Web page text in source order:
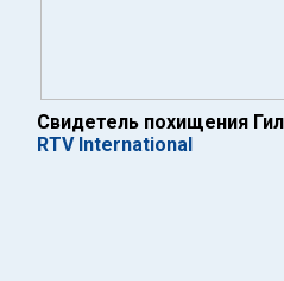
Свидетель похищения
RTV International